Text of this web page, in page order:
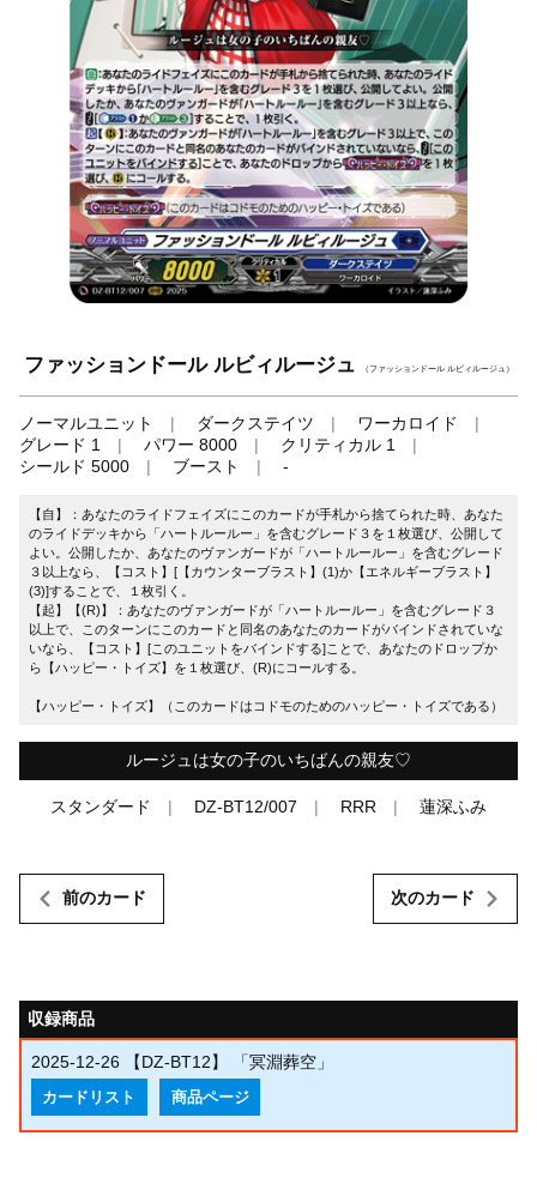
ファッションドール ルビィルージュ （ファッションドール ルビィルージュ）
ノーマルユニット ダークステイツ
ワーカロイド
グレード 1
パワー 8000
クリティカル 1
シールド 5000
ブースト -
【自】：あなたのライドフェイズにこのカードが手札から捨てられた時、あなた
のライドデッキから「ハートルールー」を含むグレード３を１枚選び、公開して
よい。公開したか、あなたのヴァンガードが「ハートルールー」を含むグレード
３以上なら、【コスト】[【カウンターブラスト】(1)か【エネルギーブラスト】
(3)]することで、１枚引く。
【起】【(R)】：あなたのヴァンガードが「ハートルールー」を含むグレード３
以上で、このターンにこのカードと同名のあなたのカードがバインドされていな
いなら、【コスト】[このユニットをバインドする]ことで、あなたのドロップか
ら【ハッピー・トイズ】を１枚選び、(R)にコールする。
【ハッピー・トイズ】（このカードはコドモのためのハッピー・トイズである）
ルージュは女の子のいちばんの親友♡
スタンダード DZ-BT12/007 RRR 蓮深ふみ
前のカード 次のカード
収録商品
2025-12-26 【DZ-BT12】 「冥淵葬空」
カードリスト 商品ページ